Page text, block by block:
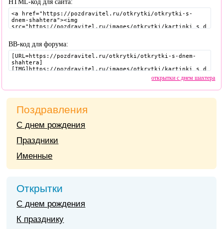
HTML-код для сайта:
BB-код для форума:
открытки с днем шахтера
Поздравления
С днем рождения
Праздники
Именные
Открытки
С днем рождения
К празднику